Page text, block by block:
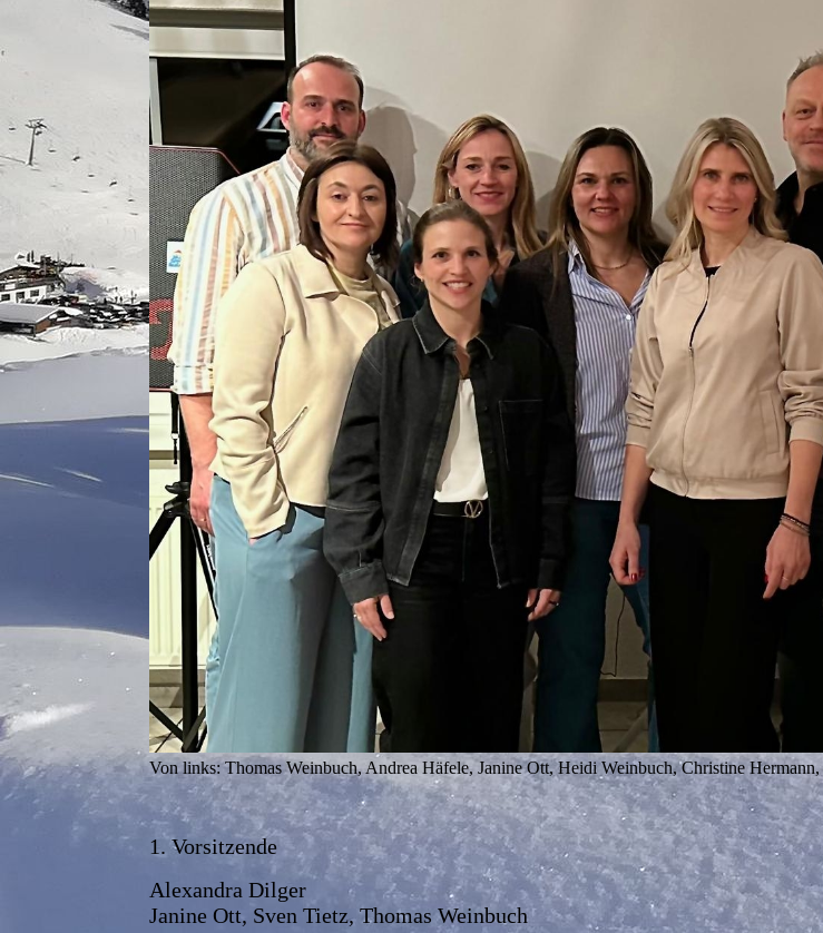
Von links: Thomas Weinbuch, Andrea Häfele, Janine Ott, Heidi Weinbuch, Christine
1. Vorsitzende
Alexandra Dilger Thomas
Janine Ott, Sven Tietz, Thomas Weinbuch